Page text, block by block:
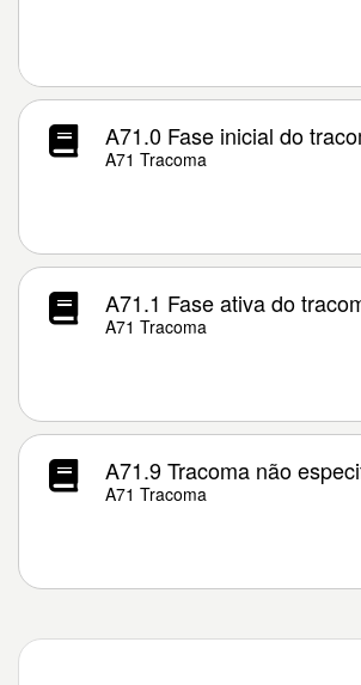
A71.0 Fase inicial do
A71 Tracoma
A71.1 Fase ativa do
A71 Tracoma
A71.9 Tracoma não
A71 Tracoma